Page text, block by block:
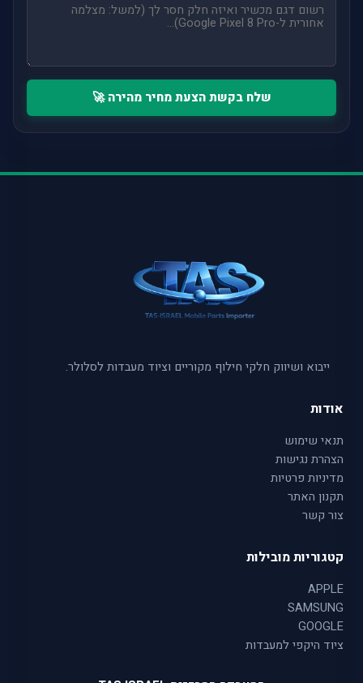
שלח בקשת הצעת מחיר מהירה 🚀
ייבוא ושיווק חלקי חילוף מקוריים וציוד מעבדות לסלולר.
אודות
תנאי שימוש
הצהרת נגישות
מדיניות פרטיות
תקנון האתר
צור קשר
קטגוריות מובילות
APPLE
SAMSUNG
GOOGLE
ציוד היקפי למעבדות